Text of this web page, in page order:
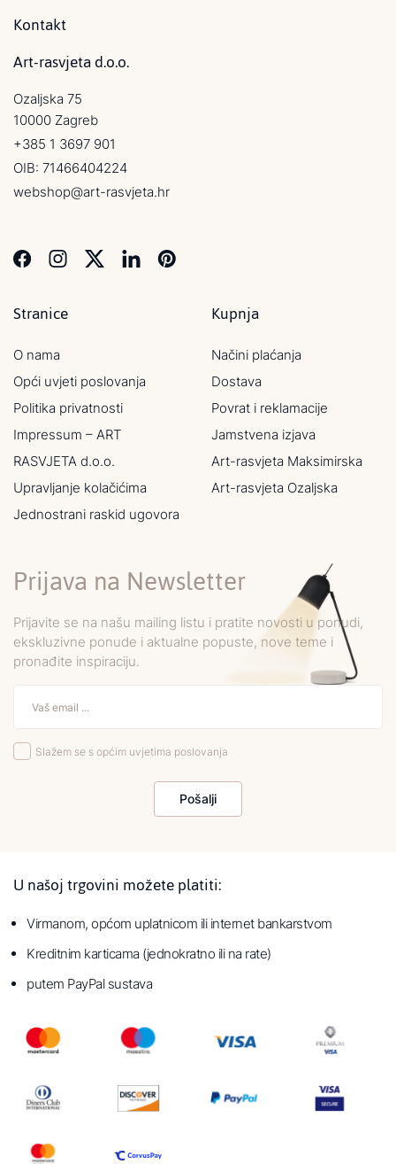
Kontakt
Art-rasvjeta d.o.o.
Ozaljska 75
10000 Zagreb
+385 1 3697 901
OIB: 71466404224
webshop@art-rasvjeta.hr
Stranice
O nama
Opći uvjeti poslovanja
Politika privatnosti
Impressum – ART
RASVJETA d.o.o.
Upravljanje kolačićima
Jednostrani raskid ugovora
Kupnja
Načini plaćanja
Dostava
Povrat i reklamacije
Jamstvena izjava
Art-rasvjeta Maksimirska
Art-rasvjeta Ozaljska
Prijava na Newsletter
Prijavite se na našu mailing listu i pratite novosti u ponudi,
ekskluzivne ponude i aktualne popuste, nove teme i
pronađite inspiraciju.
Slažem se s općim uvjetima poslovanja
Pošalji
U našoj trgovini možete platiti:
Virmanom, općom uplatnicom ili internet bankarstvom
Kreditnim karticama (jednokratno ili na rate)
putem PayPal sustava